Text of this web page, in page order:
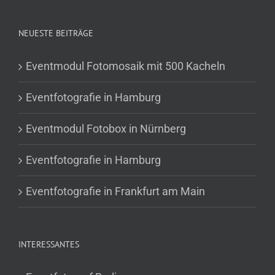
NEUESTE BEITRÄGE
Eventmodul Fotomosaik mit 500 Kacheln
Eventfotografie in Hamburg
Eventmodul Fotobox in Nürnberg
Eventfotografie in Hamburg
Eventfotografie in Frankfurt am Main
INTERESSANTES